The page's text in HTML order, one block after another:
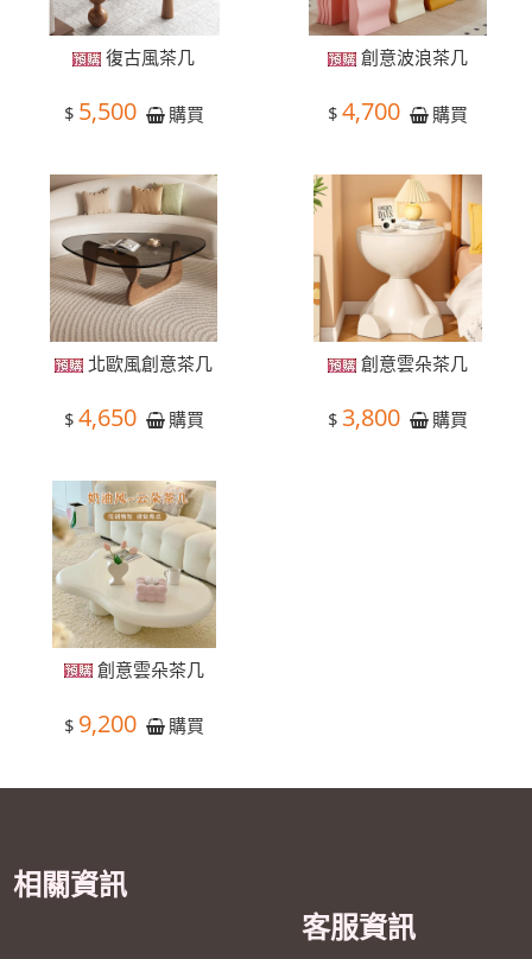
復古風茶几
$ 5,500 購買
創意波浪茶几
$ 4,700 購買
北歐風創意茶几
$ 4,650 購買
創意雲朵茶几
$ 3,800 購買
創意雲朵茶几
$ 9,200 購買
相關資訊
客服資訊